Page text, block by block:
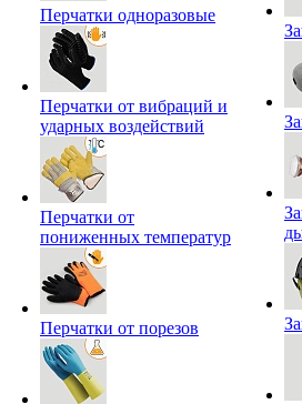
Перчатки одноразовые
Перчатки от вибраций и
ударных воздействий
Перчатки от
пониженных температур
Перчатки от порезов